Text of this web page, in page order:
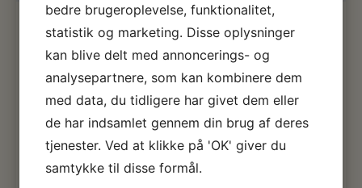
SPØGELSESJAGT PÅ SPØTTRUP
BORG
28. mar kl. 10:00 - 18. okt kl. 16:00
Kom med på en spændende og nervepirrende
spøgelsesjagt på Spøttrup Borg, hvor du skal bruge
dine øjne, ører og en god portion skarpsindighed!
Hjælp borgens børn, Birte og Bjørn, med at løse
mysteriet om, hvorfor spøgelserne på Spøttrup Borg går
bedre brugeroplevelse, funktionalitet,
statistik og marketing. Disse oplysninger
kan blive delt med annoncerings- og
analysepartnere, som kan kombinere dem
med data, du tidligere har givet dem eller
de har indsamlet gennem din brug af deres
tjenester. Ved at klikke på 'OK' giver du
samtykke til disse formål.